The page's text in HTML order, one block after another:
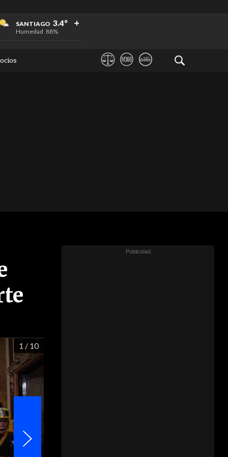
SANTIAGO 3.4°
Humedad 88%
+
+
+
1 / 10